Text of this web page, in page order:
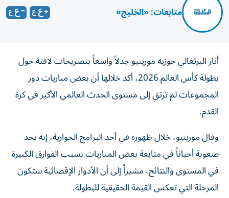
متابعات: «الخليج»
أثار البرتغالي جوزيه مورينيو جدلاً واسعاً بتصريحات لافتة حول
بطولة كأس العالم 2026، أكد خلالها أن بعض مباريات دور
المجموعات لم ترتقِ إلى مستوى الحدث العالمي الأكبر في كرة
القدم.
وقال مورينيو، خلال ظهوره في أحد البرامج الحوارية، إنه يجد
صعوبة أحياناً في متابعة بعض المباريات بسبب الفوارق الكبيرة
في المستوى والنتائج، مشيراً إلى أن الأدوار الإقصائية ستكون
المرحلة التي تعكس القيمة الحقيقية للبطولة.